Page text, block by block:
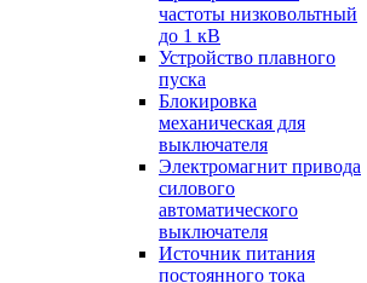
частоты низковольтный
до 1 кВ
Устройство плавного
пуска
Блокировка
механическая для
выключателя
Электромагнит привода
силового
автоматического
выключателя
Источник питания
постоянного тока